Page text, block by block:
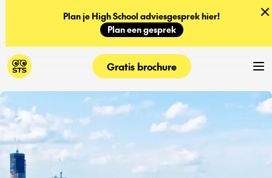
Plan je High School adviesgesprek hier!
Plan een gesprek
Gratis brochure